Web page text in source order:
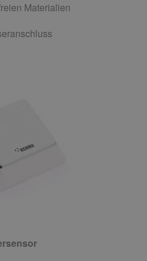
Materialien